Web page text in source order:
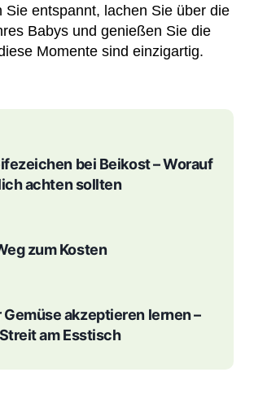
Sie entspannt, lachen Sie über die
Babys und genießen Sie die
Momente sind einzigartig.
bei Beikost – Worauf
achten sollten
zum Kosten
akzeptieren lernen –
am Esstisch